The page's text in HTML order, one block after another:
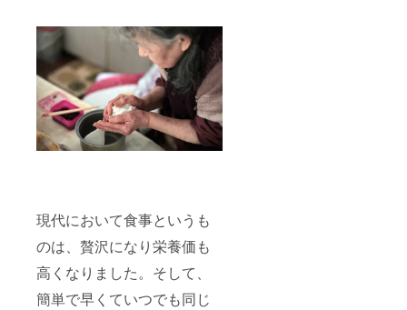
現代において食事というも
のは、贅沢になり栄養価も
高くなりました。そして、
簡単で早くていつでも同じ